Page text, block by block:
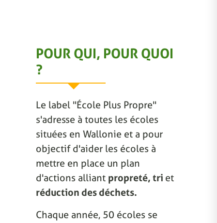
POUR QUI, POUR QUOI
?
Le label "École Plus Propre"
s'adresse à toutes les écoles
situées en Wallonie et a pour
objectif d'aider les écoles à
mettre en place un plan
d'actions alliant propreté, tri et
réduction des déchets.
Chaque année, 50 écoles se